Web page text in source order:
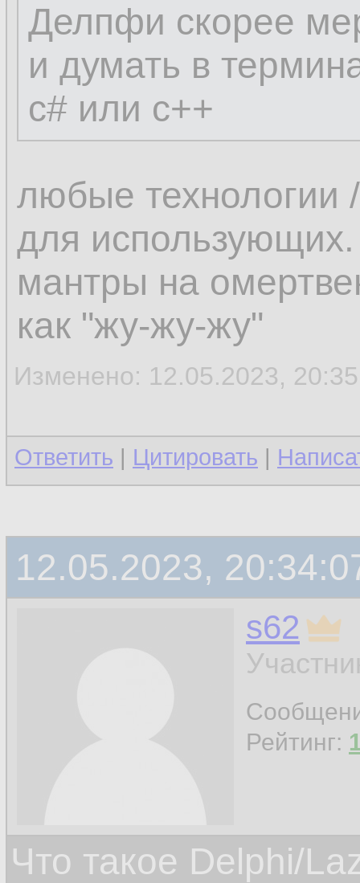
Делпфи скорее
и думать в
c# или c++
любые технологии
для использующих.
мантры на
как "жу-жу-жу"
Изменено: 12.05.2023,
Ответить | Цитировать |
12.05.2023,
s62
Рейтинг:
Что такое Delphi/